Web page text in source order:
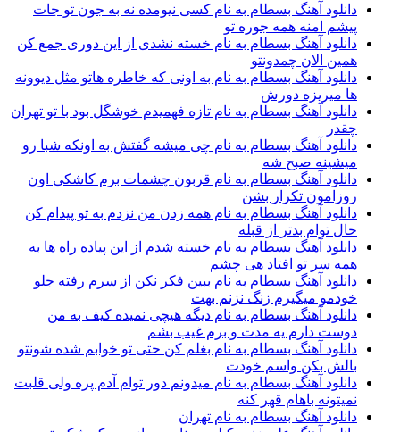
دانلود آهنگ بسطام به نام کسی نیومده نه به جون تو جات
پیشم امنه همه جوره تو
دانلود آهنگ بسطام به نام خسته نشدی از این دوری جمع کن
همین الان چمدونتو
دانلود آهنگ بسطام به نام به اونی که خاطره هاتو مثل دیوونه
ها میریزه دورش
دانلود آهنگ بسطام به نام تازه فهمیدم خوشگل بود با تو تهران
چقدر
دانلود آهنگ بسطام به نام چی میشه گفتش به اونکه شبا رو
میشینه صبح شه
دانلود آهنگ بسطام به نام قربون چشمات برم کاشکی اون
روزامون تکرار بشن
دانلود آهنگ بسطام به نام همه زدن من نزدم به تو پیدام کن
حال توام بدتر از قبله
دانلود آهنگ بسطام به نام خسته شدم از این پیاده راه ها به
همه سر تو افتاد هی چشم
دانلود آهنگ بسطام به نام ببین فکر نکن از سرم رفته جلو
خودمو میگیرم زنگ نزنم بهت
دانلود آهنگ بسطام به نام دیگه هیچی نمیده کیف به من
دوست دارم یه مدت و برم غیب بشم
دانلود آهنگ بسطام به نام بغلم کن حتی تو خوابم شده شونتو
بالش بکن واسم خودت
دانلود آهنگ بسطام به نام میدونم دور توام آدم پره ولی قلبت
نمیتونه باهام قهر کنه
دانلود آهنگ بسطام به نام تهران